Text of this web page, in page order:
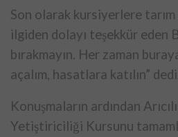
Son olarak kursiyerlere tarım
ilgiden dolayı teşekkür eden
bırakmayın. Her zaman
açalım, hasatlara katılın”
Konuşmaların ardından
Yetiştiriciliği Kursunu